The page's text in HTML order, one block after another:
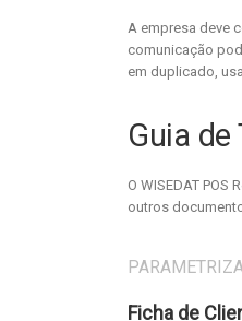
A empresa deve
comunicação
em duplicado,
Guia de
O WISEDAT
outros
Ficha de